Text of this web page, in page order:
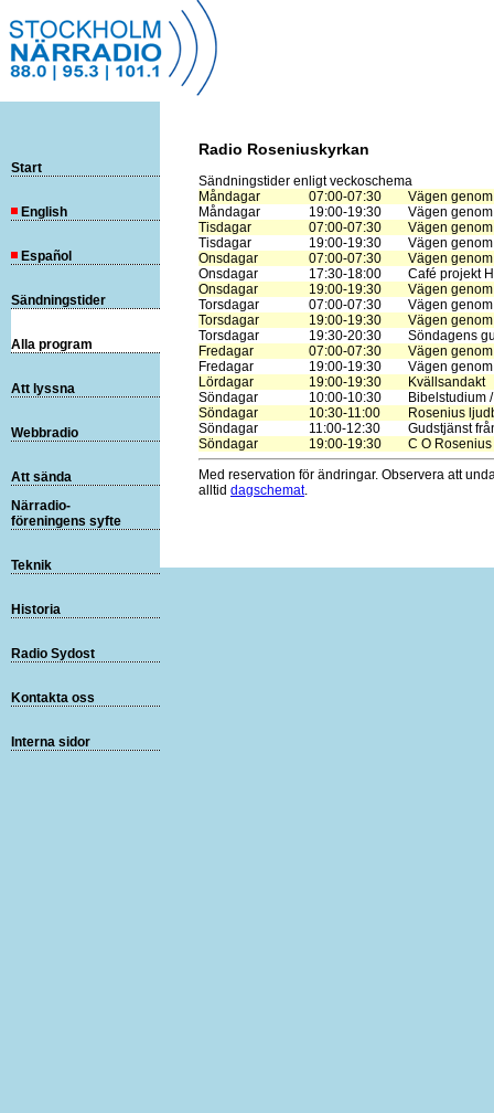
Radio Roseniuskyrkan
Sändningstider enligt veckoschema
Måndagar
07:00-07:30
Vägen
Måndagar
19:00-19:30
Vägen
Tisdagar
07:00-07:30
Vägen
Tisdagar
19:00-19:30
Vägen
Onsdagar
07:00-07:30
Vägen
Onsdagar
17:30-18:00
Café projekt
Onsdagar
19:00-19:30
Vägen
Torsdagar
07:00-07:30
Vägen
Torsdagar
19:00-19:30
Vägen
Torsdagar
19:30-20:30
Söndagens
Fredagar
07:00-07:30
Vägen
Fredagar
19:00-19:30
Vägen
Lördagar
19:00-19:30
Kvällsandakt
Söndagar
10:00-10:30
Bibelstudium
Söndagar
10:30-11:00
Rosenius
Söndagar
11:00-12:30
Gudstjänst
Söndagar
19:00-19:30
C O
Med reservation för ändringar. Observera att
alltid dagschemat.
Start
English
Español
Sändningstider
Alla program
Att lyssna
Webbradio
Att sända
Närradio-
föreningens syfte
Teknik
Historia
Radio Sydost
Kontakta oss
Interna sidor